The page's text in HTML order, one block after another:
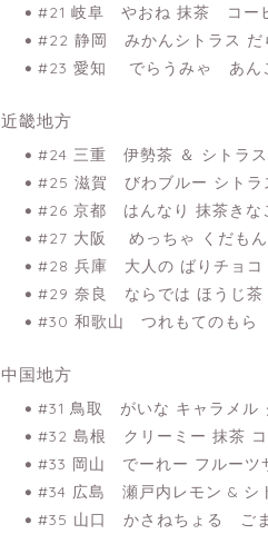
#21 岐阜 やおね 抹茶 コー
#22 静岡 みかんシトラス
#23 愛知 でらうみゃ あん
近畿地方
#24 三重 伊勢茶 ＆ シトラ
#25 滋賀 びわブルー シト
#26 京都 はんなり 抹茶きな
#27 大阪 めっちゃ くだも
#28 兵庫 大人の ばりチョコ
#29 奈良 ならでは ほうじ茶
#30 和歌山 つれもてのもら
中国地方
#31 鳥取 がいな キャラメル
#32 島根 クリーミー 抹茶
#33 岡山 でーれー フルーツ
#34 広島 瀬戸内レモン & シ
#35 山口 かさねちょる ご